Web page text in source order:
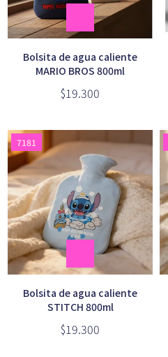
Bolsita de agua caliente
MARIO BROS 800ml
$19.300
7181
Bolsita de agua caliente
STITCH 800ml
$19.300